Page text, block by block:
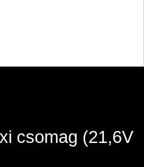
csomag (21,6V